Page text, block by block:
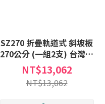
SZ270 折疊軌道式 斜坡板
270公分 (一組2支) 台灣製
斜坡板 (不含安裝) 非固定
式斜坡板C款補助
NT$13,062
NT$13,062